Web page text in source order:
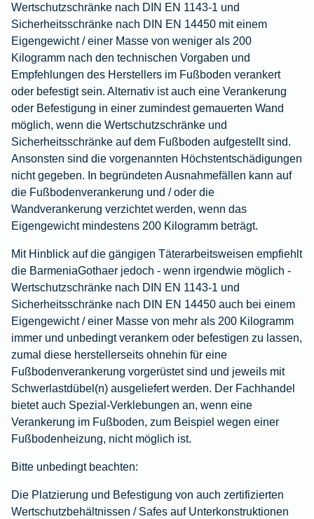
Wertschutzschränke nach DIN EN 1143-1 und
Sicherheitsschränke nach DIN EN 14450 mit einem
Eigengewicht / einer Masse von weniger als 200
Kilogramm nach den technischen Vorgaben und
Empfehlungen des Herstellers im Fußboden verankert
oder befestigt sein. Alternativ ist auch eine Verankerung
oder Befestigung in einer zumindest gemauerten Wand
möglich, wenn die Wertschutzschränke und
Sicherheitsschränke auf dem Fußboden aufgestellt sind.
Ansonsten sind die vorgenannten Höchstentschädigungen
nicht gegeben. In begründeten Ausnahmefällen kann auf
die Fußbodenverankerung und / oder die
Wandverankerung verzichtet werden, wenn das
Eigengewicht mindestens 200 Kilogramm beträgt.
Mit Hinblick auf die gängigen Täterarbeitsweisen empfiehlt
die BarmeniaGothaer jedoch - wenn irgendwie möglich -
Wertschutzschränke nach DIN EN 1143-1 und
Sicherheitsschränke nach DIN EN 14450 auch bei einem
Eigengewicht / einer Masse von mehr als 200 Kilogramm
immer und unbedingt verankern oder befestigen zu lassen,
zumal diese herstellerseits ohnehin für eine
Fußbodenverankerung vorgerüstet sind und jeweils mit
Schwerlastdübel(n) ausgeliefert werden. Der Fachhandel
bietet auch Spezial-Verklebungen an, wenn eine
Verankerung im Fußboden, zum Beispiel wegen einer
Fußbodenheizung, nicht möglich ist.
Bitte unbedingt beachten:
Die Platzierung und Befestigung von auch zertifizierten
Wertschutzbehältnissen / Safes auf Unterkonstruktionen